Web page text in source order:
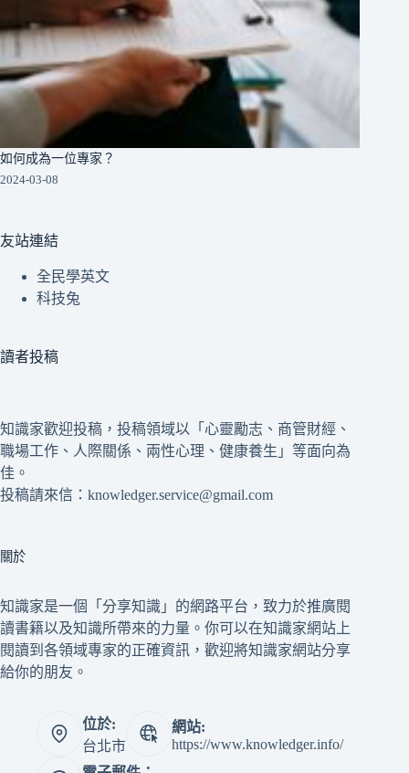
如何成為一位專家？
2024-03-08
友站連結
全民學英文
科技兔
讀者投稿
知識家歡迎投稿，投稿領域以「心靈勵志、商管財經、
職場工作、人際關係、兩性心理、健康養生」等面向為
佳。
投稿請來信：knowledger.service@gmail.com
關於
知識家是一個「分享知識」的網路平台，致力於推廣閱
讀書籍以及知識所帶來的力量。你可以在知識家網站上
閱讀到各領域專家的正確資訊，歡迎將知識家網站分享
給你的朋友。
位於:
台北市
網站:
https://www.knowledger.info/